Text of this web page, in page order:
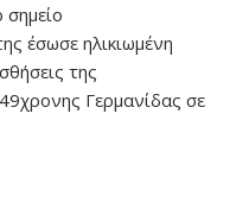
έσωσε ηλικιωμένη
της
Γερμανίδας σε